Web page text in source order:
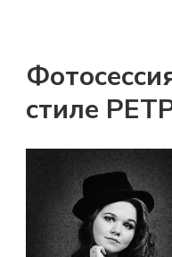
стиле